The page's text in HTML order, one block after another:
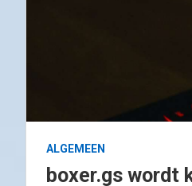
ALGEMEEN
boxer.gs wordt